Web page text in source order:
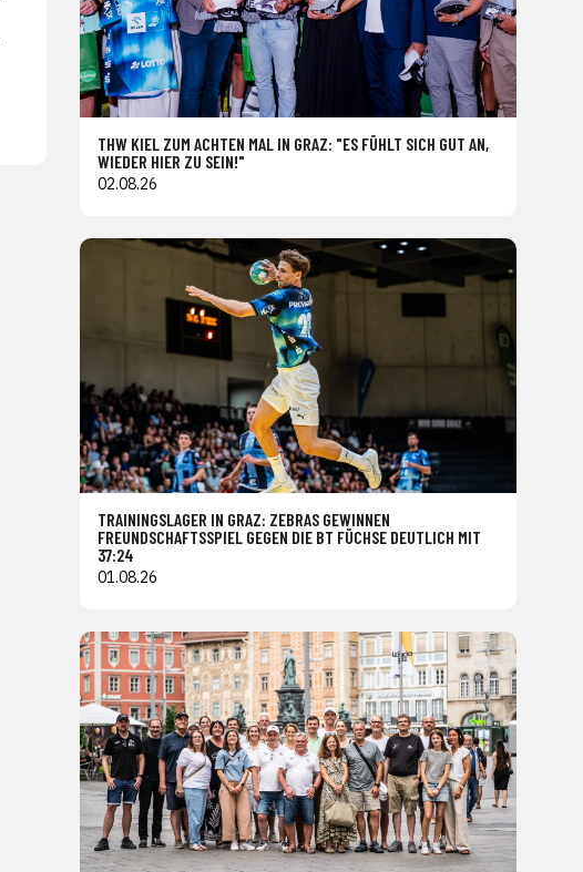
THW KIEL ZUM ACHTEN MAL IN GRAZ: "ES FÜHLT SICH GUT AN,
WIEDER HIER ZU SEIN!"
02.08.26
TRAININGSLAGER IN GRAZ: ZEBRAS GEWINNEN
FREUNDSCHAFTSSPIEL GEGEN DIE BT FÜCHSE DEUTLICH MIT
37:24
01.08.26